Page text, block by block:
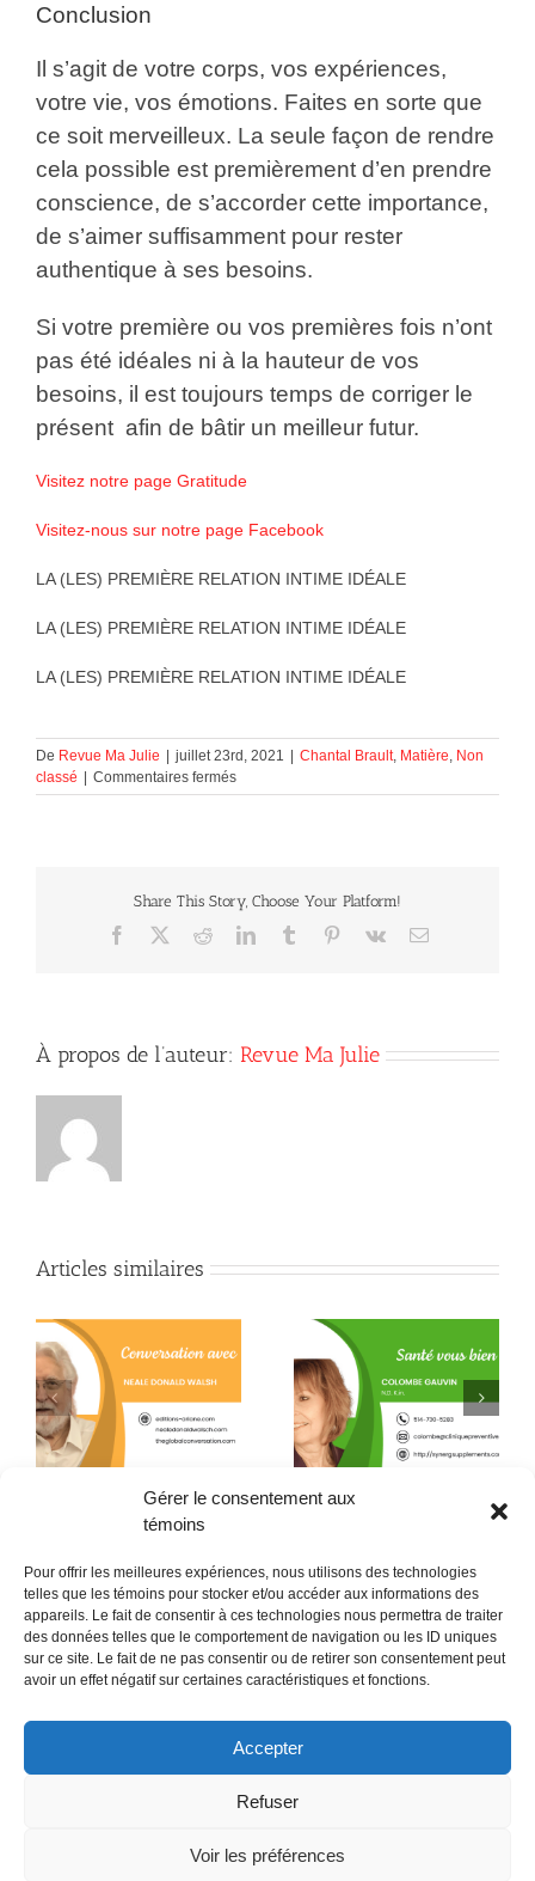
Gérer le consentement aux
témoins
Pour offrir les meilleures expériences, nous utilisons des technologies
telles que les témoins pour stocker et/ou accéder aux informations des
appareils. Le fait de consentir à ces technologies nous permettra de traiter
des données telles que le comportement de navigation ou les ID uniques
sur ce site. Le fait de ne pas consentir ou de retirer son consentement peut
avoir un effet négatif sur certaines caractéristiques et fonctions.
Accepter
Refuser
Voir les préférences
Conclusion
Il s’agit de votre corps, vos expériences,
votre vie, vos émotions. Faites en sorte que
ce soit merveilleux. La seule façon de rendre
cela possible est premièrement d’en prendre
conscience, de s’accorder cette importance,
de s’aimer suffisamment pour rester
authentique à ses besoins.
Si votre première ou vos premières fois n’ont
pas été idéales ni à la hauteur de vos
besoins, il est toujours temps de corriger le
présent afin de bâtir un meilleur futur.
Visitez notre page Gratitude
Visitez-nous sur notre page Facebook
LA (LES) PREMIÈRE RELATION INTIME IDÉALE
LA (LES) PREMIÈRE RELATION INTIME IDÉALE
LA (LES) PREMIÈRE RELATION INTIME IDÉALE
De Revue Ma Julie juillet 23rd, 2021 Chantal Brault, Matière, Non
classé
Commentaires ferméssur
LA
IDÉALE
Share This Story, Choose Your Platform!
Facebook RedditLinkedInTumblr Pinterest
Vk Courriel
À propos de l’auteur: Revue Ma Julie
Articles similaires
La L-théanine contre le
stress
Quand la conscience
fait son chemin jusque
dans l’assiette !
POLITIQUE CONFIDENTIALITÉES
Politique de témoins (CA)